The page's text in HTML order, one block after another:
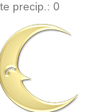
precip.: 0